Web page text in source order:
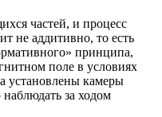
частей, и процесс
не аддитивно, то есть
принципа,
поле в условиях
установлены камеры
за ходом